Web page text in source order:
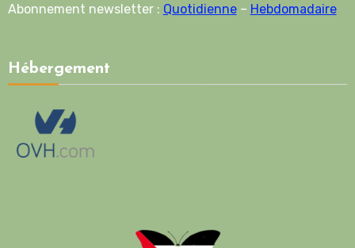
Abonnement newsletter : Quotidienne– Hebdomadaire
Hébergement